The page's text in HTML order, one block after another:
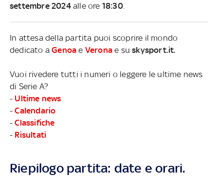
settembre 2024alle ore 18:30.
In attesa della partita puoi scoprire il mondo
dedicato aGenoa e Verona e suskysport.it.
Vuoi rivedere tutti i numeri o leggere le ultime news
di Serie A?
- Ultime news
-Calendario
-Classifiche
- Risultati
Riepilogo partita: date e orari.